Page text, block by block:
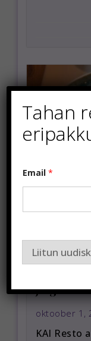
KAI
ja
oktoober 1,
KAI Resto
Tahan
Email*
Liitun